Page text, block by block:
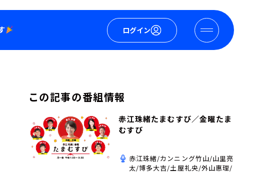
ログイン
この記事の番組情報
赤江珠緒たまむすび／金曜たま
むすび
赤江珠緒/カンニング竹山/山里亮
太/博多大吉/土屋礼央/外山惠理/